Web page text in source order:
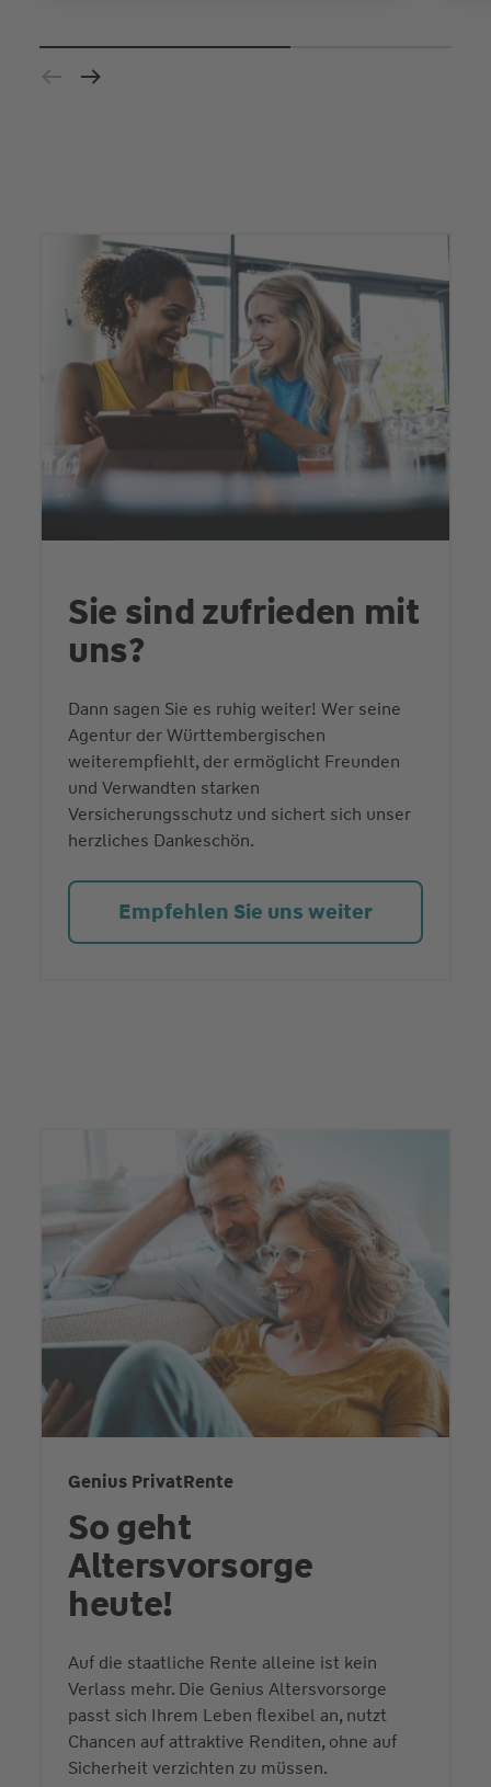
Sie sind zufrieden mit
uns?
Dann sagen Sie es ruhig weiter! Wer seine
Agentur der Württembergischen
weiterempfiehlt, der ermöglicht Freunden
und Verwandten starken
Versicherungsschutz und sichert sich unser
herzliches Dankeschön.
Empfehlen Sie uns weiter
Genius PrivatRente
So geht
Altersvorsorge
heute!
Auf die staatliche Rente alleine ist kein
Verlass mehr. Die Genius Altersvorsorge
passt sich Ihrem Leben flexibel an, nutzt
Chancen auf attraktive Renditen, ohne auf
Sicherheit verzichten zu müssen.